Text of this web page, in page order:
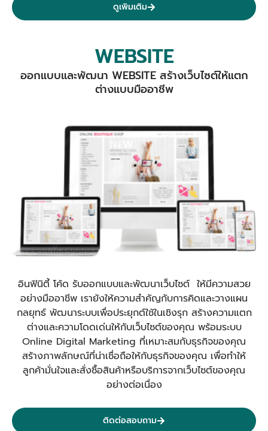
ดูเพิมเติม
WEBSITE
ออกแบบและพัฒนา WEBSITE สร้างเว็บไซต์ให้แตก
ต่างแบบมืออาชีพ
อินฟินิตี้ โค้ด รับออกแบบและพัฒนาเว็บไซต์ ให้มีความสวย
อย่างมืออาชีพ เรายังให้ความสำคัญกับการคิดและวางแผน
กลยุทธ์ พัฒนาระบบเพื่อประยุกต์ใช้ในเชิงรุก สร้างความแตก
ต่างและความโดดเด่นให้กับเว็บไซต์ของคุณ พร้อมระบบ
Online Digital Marketing ที่เหมาะสมกับธุรกิจของคุณ
สร้างภาพลักษณ์ที่น่าเชื่อถือให้กับธุรกิจของคุณ เพื่อทำให้
ลูกค้ามั่นใจและสั่งซื้อสินค้าหรือบริการจากเว็บไซต์ของคุณ
อย่างต่อเนื่อง
ติดต่อสอบถาม